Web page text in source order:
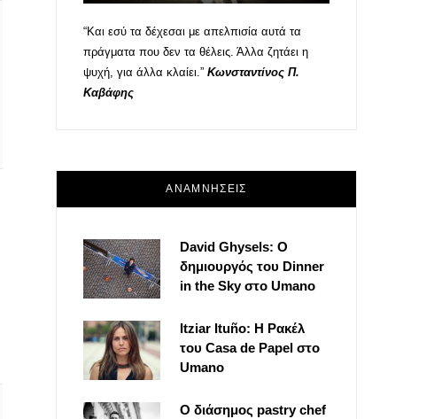
“Και εσύ τα δέχεσαι με απελπισία αυτά τα
πράγματα που δεν τα θέλεις. Άλλα ζητάει η
ψυχή, για άλλα κλαίει.” Κωνσταντίνος Π.
Καβάφης
ΑΝΑΜΝΗΣΕΙΣ
David Ghysels: Ο
δημιουργός του Dinner
in the Sky στο Umano
Itziar Ituño: Η Ρακέλ
του Casa de Papel στο
Umano
Ο διάσημος pastry chef